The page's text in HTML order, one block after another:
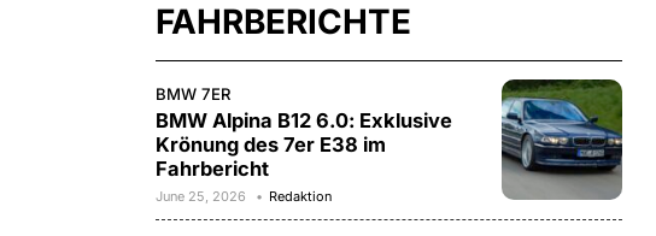
FAHRBERICHTE
BMW 7ER
BMW Alpina B12 6.0: Exklusive
Krönung des 7er E38 im
Fahrbericht
June 25, 2026 Redaktion